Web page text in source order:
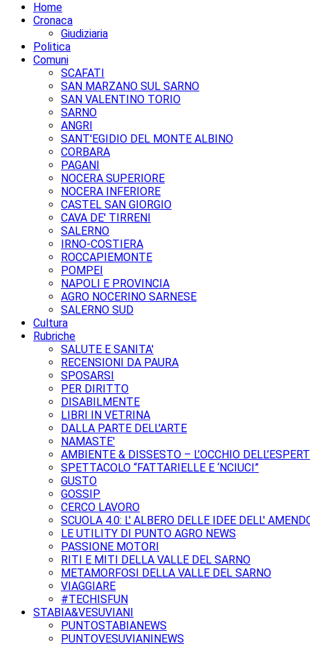
Home
Cronaca
Giudiziaria
Politica
Comuni
SCAFATI
SAN MARZANO SUL SARNO
SAN VALENTINO TORIO
SARNO
ANGRI
SANT'EGIDIO DEL MONTE ALBINO
CORBARA
PAGANI
NOCERA SUPERIORE
NOCERA INFERIORE
CASTEL SAN GIORGIO
CAVA DE' TIRRENI
SALERNO
IRNO-COSTIERA
ROCCAPIEMONTE
POMPEI
NAPOLI E PROVINCIA
AGRO NOCERINO SARNESE
SALERNO SUD
Cultura
Rubriche
SALUTE E SANITA'
RECENSIONI DA PAURA
SPOSARSI
PER DIRITTO
DISABILMENTE
LIBRI IN VETRINA
DALLA PARTE DELL'ARTE
NAMASTE'
AMBIENTE & DISSESTO – L’OCCHIO
SPETTACOLO “FATTARIELLE E ‘NCIUCI”
GUSTO
GOSSIP
CERCO LAVORO
SCUOLA 4.0: L' ALBERO DELLE IDEE DELL'
LE UTILITY DI PUNTO AGRO NEWS
PASSIONE MOTORI
RITI E MITI DELLA VALLE DEL SARNO
METAMORFOSI DELLA VALLE DEL SARNO
VIAGGIARE
#TECHISFUN
STABIA&VESUVIANI
PUNTOSTABIANEWS
PUNTOVESUVIANINEWS